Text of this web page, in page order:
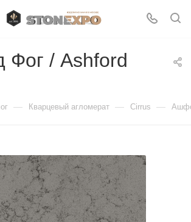
/ Ashford
— Кварцевый агломерат — Cirrus —